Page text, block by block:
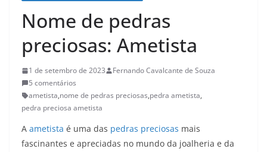
Nome de pedras
preciosas: Ametista
1 de setembro de 2023
Fernando Cavalcante de Souza
5 comentários
ametista,nome de pedras preciosas,pedra ametista,
pedra preciosa ametista
A ametista é uma das pedras preciosas mais
fascinantes e apreciadas no mundo da joalheria e da